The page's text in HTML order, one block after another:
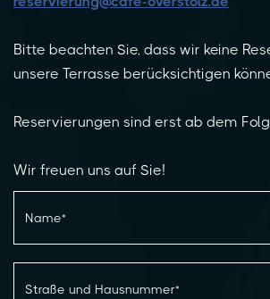
Bitte beachten Sie, dass wir keine
unsere Terrasse berücksichtigen
Reservierungen sind erst ab dem
Wir freuen uns auf Sie!